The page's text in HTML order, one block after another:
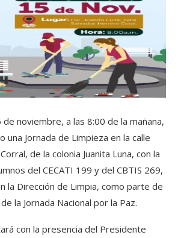
de noviembre, a las 8:00 de la mañana,
una Jornada de Limpieza en la calle
de la colonia Juanita Luna, con la
del CECATI 199 y del CBTIS 269,
la Dirección de Limpia, como parte de
la Jornada Nacional por la Paz.
con la presencia del Presidente